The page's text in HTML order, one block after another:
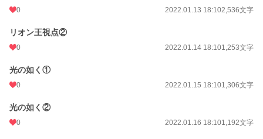
0 2022.01.13 18:102,536文字
リオン王視点②
0 2022.01.14 18:101,253文字
光の如く①
0 2022.01.15 18:101,306文字
光の如く②
0 2022.01.16 18:101,192文字